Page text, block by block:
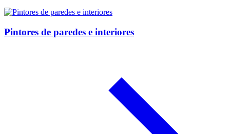
Pintores de paredes e interiores